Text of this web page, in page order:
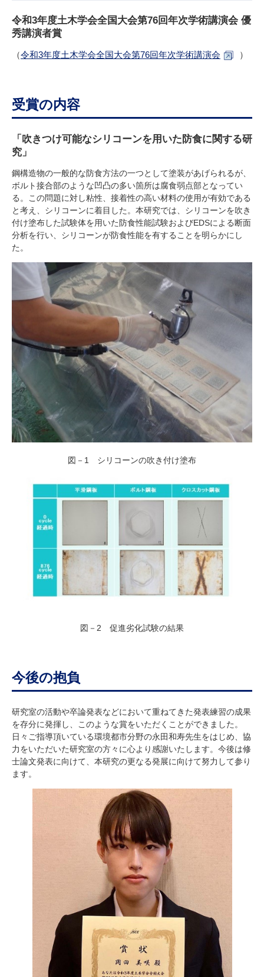
令和3年度土木学会全国大会第76回年次学術講演会 優
秀講演者賞
（令和3年度土木学会全国大会第76回年次学術講演会 ）
受賞の内容
「吹きつけ可能なシリコーンを用いた防食に関する研
究 」
鋼構造物の一般的な防食方法の一つとして塗装があげられるが、
ボルト接合部のような凹凸の多い箇所は腐食弱点部となってい
る。この問題に対し粘性、接着性の高い材料の使用が有効である
と考え、シリコーンに着目した。本研究では、シリコーンを吹き
付け塗布した試験体を用いた防食性能試験およびEDSによる断面
分析を行い、シリコーンが防食性能を有することを明らかにし
た。
図－1 シリコーンの吹き付け塗布
図－2 促進劣化試験の結果
今後の抱負
研究室の活動や卒論発表などにおいて重ねてきた発表練習の成果
を存分に発揮し、このような賞をいただくことができました。
日々ご指導頂いている環境都市分野の永田和寿先生をはじめ、協
力をいただいた研究室の方々に心より感謝いたします。今後は修
士論文発表に向けて、本研究の更なる発展に向けて努力して参り
ます。